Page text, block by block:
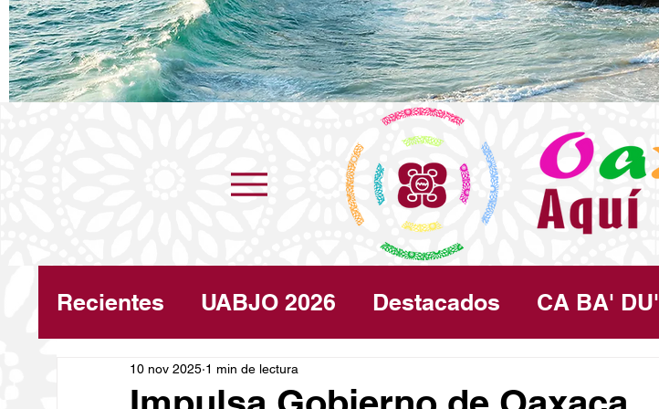
Recientes UABJO 2026 Destacados CA BA' DU'
Congreso Turismo
10 nov 2025 1 min de lectura